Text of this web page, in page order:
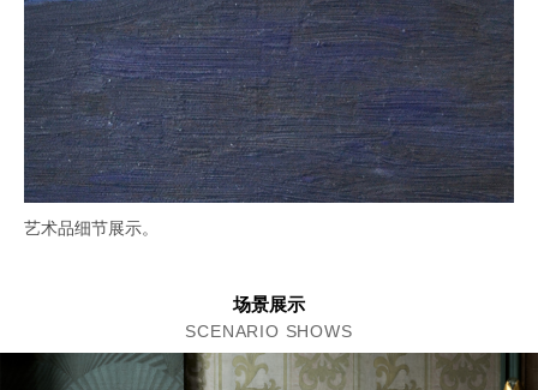
艺术品细节展示。
场景展示
SCENARIO SHOWS